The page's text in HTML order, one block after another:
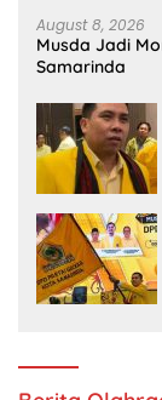
August 8, 2026
Musda Jadi
Samarinda